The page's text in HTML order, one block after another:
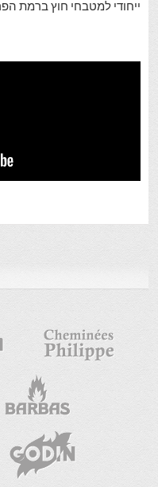
ייחודי למטבחי חוץ ברמת